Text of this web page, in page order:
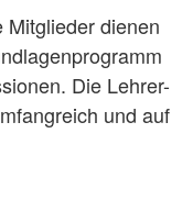
dienen
Die Lehrer-
und auf